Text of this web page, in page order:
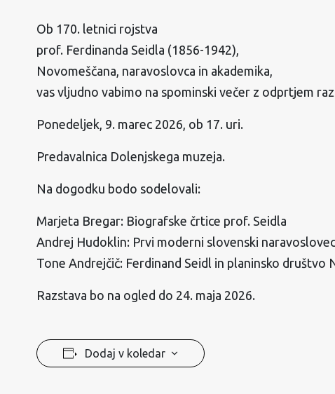
Ob 170. letnici rojstva
prof. Ferdinanda Seidla (1856-1942),
Novomeščana, naravoslovca in akademika,
vas vljudno vabimo na spominski večer z odprtjem
Ponedeljek, 9. marec 2026, ob 17. uri.
Predavalnica Dolenjskega muzeja.
Na dogodku bodo sodelovali:
Marjeta Bregar: Biografske črtice prof. Seidla
Andrej Hudoklin: Prvi moderni slovenski
Tone Andrejčič: Ferdinand Seidl in planinsko društvo
Razstava bo na ogled do 24. maja 2026.
Dodaj v koledar